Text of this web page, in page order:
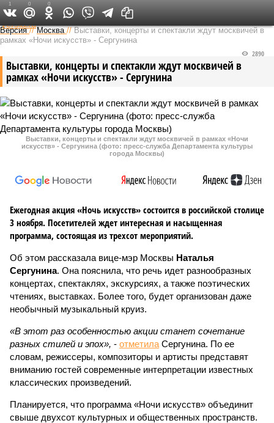
Федеральный выпуск
Версия //Москва //Выставки, концерты и спектакли ждут москвичей в
рамках «Ночи искусств» - Сергунина
Выставки, концерты и спектакли ждут москвичей в
рамках «Ночи искусств» - Сергунина
2890
Выставки, концерты и спектакли ждут москвичей в рамках «Ночи
искусств» - Сергунина (фото: пресс-служба Департамента культуры
города Москвы)
Ежегодная акция «Ночь искусств» состоится в российской столице
3 ноября. Посетителей ждет интересная и насыщенная
программа, состоящая из трехсот мероприятий.
Об этом рассказала вице-мэр Москвы Наталья
Сергунина. Она пояснила, что речь идет разнообразных
концертах, спектаклях, экскурсиях, а также поэтических
чтениях, выставках. Более того, будет организован даже
необычный музыкальный круиз.
«В этот раз особенностью акции станет сочетание
разных стилей и эпох», - отметила Сергунина. По ее
словам, режиссеры, композиторы и артисты представят
вниманию гостей современные интерпретации известных
классических произведений.
Планируется, что программа «Ночи искусств» объединит
свыше двухсот культурных и общественных пространств.
1 0 0